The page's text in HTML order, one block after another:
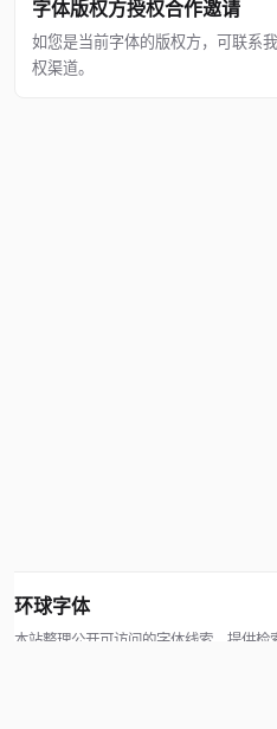
字体版权方授权合作邀请
如您是当前字体的版权方，可联系
权渠道。
环球字体
本站整理公开可访问的字体线索，提供检